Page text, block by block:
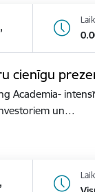
cienīgu
Academia-
un…